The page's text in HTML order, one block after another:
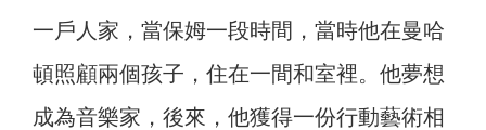
一戶人家，當保姆一段時間，當時他在曼哈
頓照顧兩個孩子，住在一間和室裡。他夢想
成為音樂家，後來，他獲得一份行動藝術相